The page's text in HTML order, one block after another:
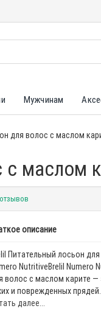
Мужчинам
для волос с маслом
маслом
описание
Питательный лосьон
NutritiveBrelil Numero
волос с маслом карите —
и поврежденных
далее...